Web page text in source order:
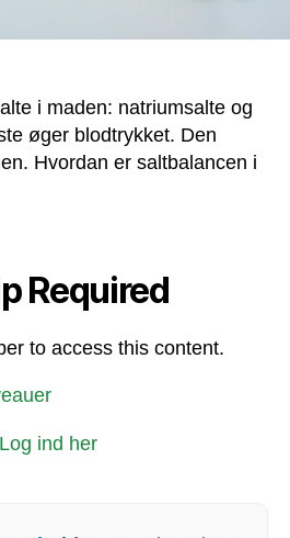
i maden: natriumsalte og
øger blodtrykket. Den
Hvordan er saltbalancen i
Required
to access this content.
Log ind her